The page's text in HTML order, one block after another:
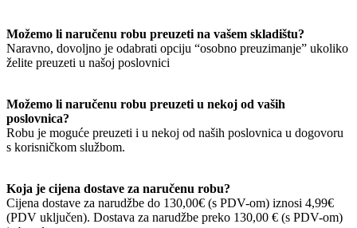
Možemo li naručenu robu preuzeti na vašem skladištu?
Naravno, dovoljno je odabrati opciju “osobno preuzimanje” ukoliko
želite preuzeti u našoj poslovnici
Možemo li naručenu robu preuzeti u nekoj od vaših
poslovnica?
Robu je moguće preuzeti i u nekoj od naših poslovnica u dogovoru
s korisničkom službom.
Koja je cijena dostave za naručenu robu?
Cijena dostave za narudžbe do 130,00€ (s PDV-om) iznosi 4,99€
(PDV uključen). Dostava za narudžbe preko 130,00 € (s PDV-om)